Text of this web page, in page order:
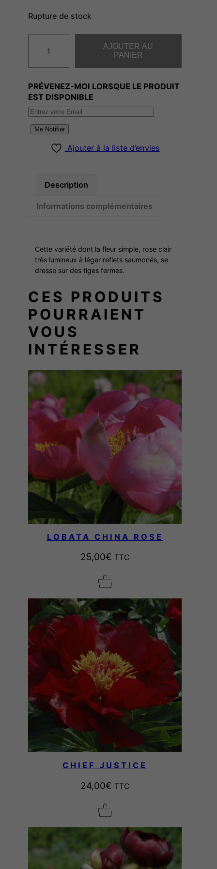
Rupture de stock
a
t
i
t
é
p
y
AJOUTER AU
PANIER
PRÉVENEZ-MOI LORSQUE LE PRODUIT
EST DISPONIBLE
Me Notifier
Ajouter à la liste d’envies
Description
Informations complémentaires
Cette variété dont la fleur simple, rose clair
très lumineux à léger reflets saumonés, se
dresse sur des tiges fermes.
CES PRODUITS
POURRAIENT
VOUS
INTÉRESSER
LOBATA CHINA ROSE
25,00€ TTC
CHIEF JUSTICE
24,00€ TTC